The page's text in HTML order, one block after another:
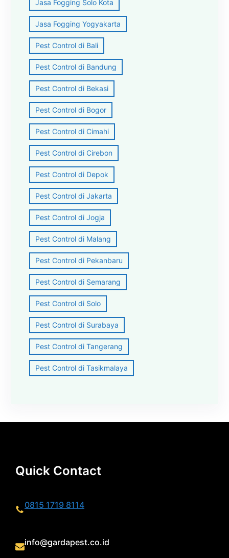
Jasa Fogging Solo Kota
Jasa Fogging Yogyakarta
Pest Control di Bali
Pest Control di Bandung
Pest Control di Bekasi
Pest Control di Bogor
Pest Control di Cimahi
Pest Control di Cirebon
Pest Control di Depok
Pest Control di Jakarta
Pest Control di Jogja
Pest Control di Malang
Pest Control di Pekanbaru
Pest Control di Semarang
Pest Control di Solo
Pest Control di Surabaya
Pest Control di Tangerang
Pest Control di Tasikmalaya
Quick Contact
0815 1719 8114
info@gardapest.co.id